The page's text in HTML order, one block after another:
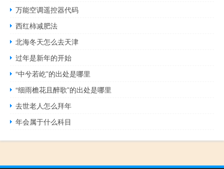
万能空调遥控器代码
西红柿减肥法
北海冬天怎么去天津
过年是新年的开始
“中兮若屹”的出处是哪里
“细雨檐花且醉歌”的出处是哪里
去世老人怎么拜年
年会属于什么科目